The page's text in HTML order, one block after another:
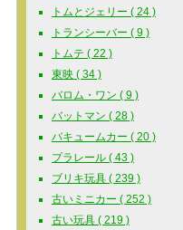
トムとジェリー ( 24 )
トランシーバー ( 9 )
トムテ ( 22 )
東映 ( 34 )
バロム・ワン ( 9 )
バットマン ( 28 )
バキュームカー ( 20 )
プラレール ( 43 )
ブリキ玩具 ( 239 )
古いミニカー ( 252 )
古い玩具 ( 219 )